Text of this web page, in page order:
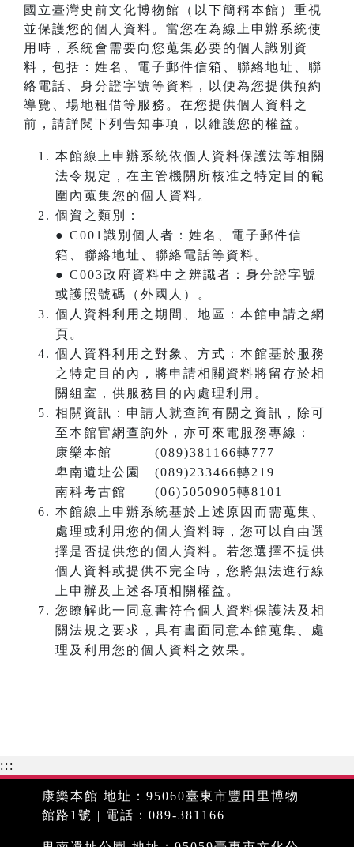
國立臺灣史前文化博物館（以下簡稱本館）重視
並保護您的個人資料。當您在為線上申辦系統使
用時，系統會需要向您蒐集必要的個人識別資
料，包括：姓名、電子郵件信箱、聯絡地址、聯
絡電話、身分證字號等資料，以便為您提供預約
導覽、場地租借等服務。在您提供個人資料之
前，請詳閱下列告知事項，以維護您的權益。
本館線上申辦系統依個人資料保護法等相關
法令規定，在主管機關所核准之特定目的範
圍內蒐集您的個人資料。
個資之類別：
● C001識別個人者：姓名、電子郵件信
箱、聯絡地址、聯絡電話等資料。
● C003政府資料中之辨識者：身分證字號
或護照號碼（外國人）。
個人資料利用之期間、地區：本館申請之網
頁。
個人資料利用之對象、方式：本館基於服務
之特定目的內，將申請相關資料將留存於相
關組室，供服務目的內處理利用。
相關資訊：申請人就查詢有關之資訊，除可
至本館官網查詢外，亦可來電服務專線：
康樂本館 (089)381166轉777
卑南遺址公園 (089)233466轉219
南科考古館 (06)5050905轉8101
本館線上申辦系統基於上述原因而需蒐集、
處理或利用您的個人資料時，您可以自由選
擇是否提供您的個人資料。若您選擇不提供
個人資料或提供不完全時，您將無法進行線
上申辦及上述各項相關權益。
您瞭解此一同意書符合個人資料保護法及相
關法規之要求，具有書面同意本館蒐集、處
理及利用您的個人資料之效果。
:::
康樂本館 地址：95060臺東市豐田里博物
館路1號 | 電話：089-381166